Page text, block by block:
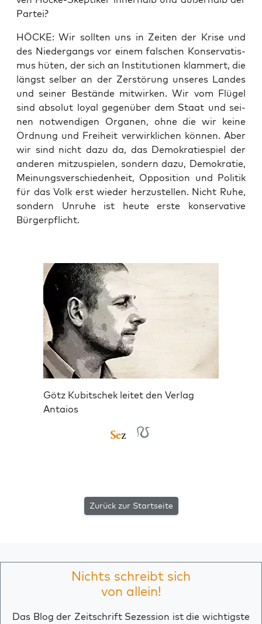
Partei?
HÖCKE: Wir soll­ten uns in Zei­ten der Kri­se und
des Nie­der­gangs vor einem fal­schen Kon­ser­va­tis­
mus hüten, der sich an Insti­tu­tio­nen klam­mert, die
längst sel­ber an der Zer­stö­rung unse­res Lan­des
und sei­ner Bestän­de mit­wir­ken. Wir vom Flü­gel
sind abso­lut loy­al gegen­über dem Staat und sei­
nen not­wen­di­gen Orga­nen, ohne die wir kei­ne
Ord­nung und Frei­heit ver­wirk­li­chen kön­nen. Aber
wir sind nicht dazu da, das Demo­kra­tie­spiel der
ande­ren mit­zu­spie­len, son­dern dazu, Demo­kra­tie,
Mei­nungs­ver­schie­den­heit, Oppo­si­ti­on und Poli­tik
für das Volk erst wie­der her­zu­stel­len. Nicht Ruhe,
son­dern Unru­he ist heu­te ers­te kon­ser­va­ti­ve
Bürgerpflicht.
Götz Kubitschek leitet den Verlag
Antaios
Zurück zur Startseite
Nichts schreibt sich
von allein!
Das Blog der Zeitschrift Sezession ist die wichtigste